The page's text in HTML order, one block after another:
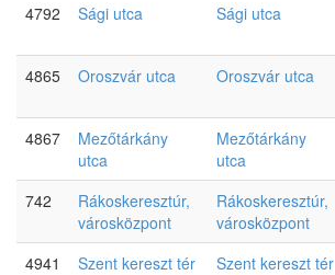
4792
Sági utca Sági utca
4865
Oroszvár utca Oroszvár utca
4867
Mezőtárkány
utca
Mezőtárkány
utca
742
Rákoskeresztúr,
városközpont
Rákoskeresztúr,
városközpont
4941
Szent kereszt tér Szent kereszt tér